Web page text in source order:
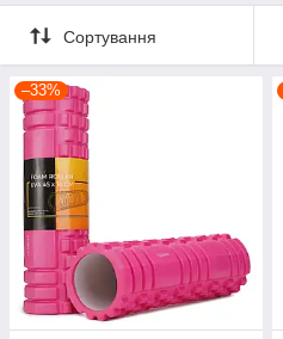
Сортування
–33%